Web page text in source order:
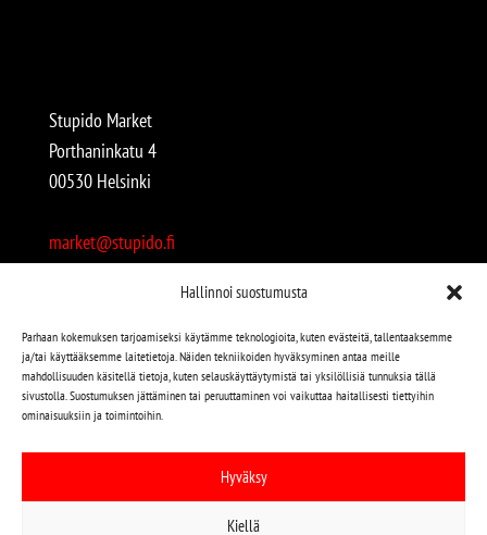
Hallinnoi suostumusta
Parhaan kokemuksen tarjoamiseksi käytämme teknologioita, kuten evästeitä, tallentaaksemme
ja/tai käyttääksemme laitetietoja. Näiden tekniikoiden hyväksyminen antaa meille
mahdollisuuden käsitellä tietoja, kuten selauskäyttäytymistä tai yksilöllisiä tunnuksia tällä
sivustolla. Suostumuksen jättäminen tai peruuttaminen voi vaikuttaa haitallisesti tiettyihin
ominaisuuksiin ja toimintoihin.
Hyväksy
Kiellä
Stupido Market
Porthaninkatu 4
00530 Helsinki
market@stupido.fi
Avoinna:
arkisin 12-18
lauantaisin 12-17
Stupido löytyy myös kivijalasta!
Stupido Marketista löydät niin uudet kuin käytetytkin
levyt, vaatteet, kirjat, korut jne jne…